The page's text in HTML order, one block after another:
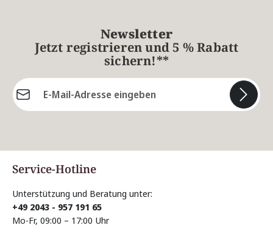
Newsletter
Jetzt registrieren und 5 % Rabatt
sichern!**
E-Mail-Adresse*
Service-Hotline
Unterstützung und Beratung unter:
+49 2043 - 957 191 65
Mo-Fr, 09:00 – 17:00 Uhr